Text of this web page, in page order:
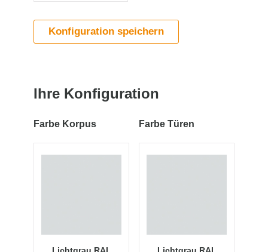
Konfiguration speichern
Ihre Konfiguration
Farbe Korpus Farbe Türen